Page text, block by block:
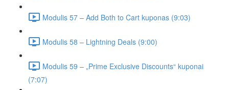
Modulis 57 – Add Both to Cart kuponas (9:03)
Modulis 58 – Lightning Deals (9:00)
Modulis 59 – „Prime Exclusive Discounts“ kuponai
(7:07)